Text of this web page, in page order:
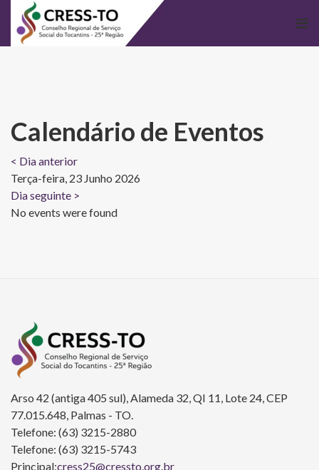
Calendário de Eventos
< Dia anterior
Terça-feira, 23 Junho 2026
Dia seguinte >
No events were found
Arso 42 (antiga 405 sul), Alameda 32, QI 11, Lote 24, CEP
77.015.648, Palmas - TO.
Telefone: (63) 3215-2880
Telefone: (63) 3215-5743
Principal:cress25@cressto.org.br